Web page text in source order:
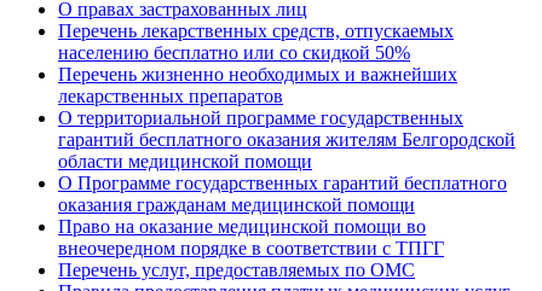
О правах застрахованных лиц
Перечень лекарственных средств, отпускаемых
населению бесплатно или со скидкой 50%
Перечень жизненно необходимых и важнейших
лекарственных препаратов
О территориальной программе государственных
гарантий бесплатного оказания жителям Белгородской
области медицинской помощи
О Программе государственных гарантий бесплатного
оказания гражданам медицинской помощи
Право на оказание медицинской помощи во
внеочередном порядке в соответствии с ТПГГ
Перечень услуг, предоставляемых по ОМС